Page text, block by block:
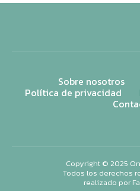
Sobre nosotros
Política de privacidad
Copyright © 2025
Todos los derechos
realizado por